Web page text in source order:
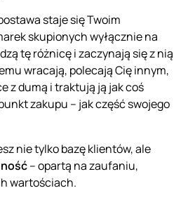
staje się Twoim
skupionych wyłącznie na
tę różnicę i zaczynają się z nią
wracają, polecają Cię innym,
z dumą i traktują ją jak coś
zakupu – jak część swojego
nie tylko bazę klientów, ale
– opartą na zaufaniu,
wartościach.